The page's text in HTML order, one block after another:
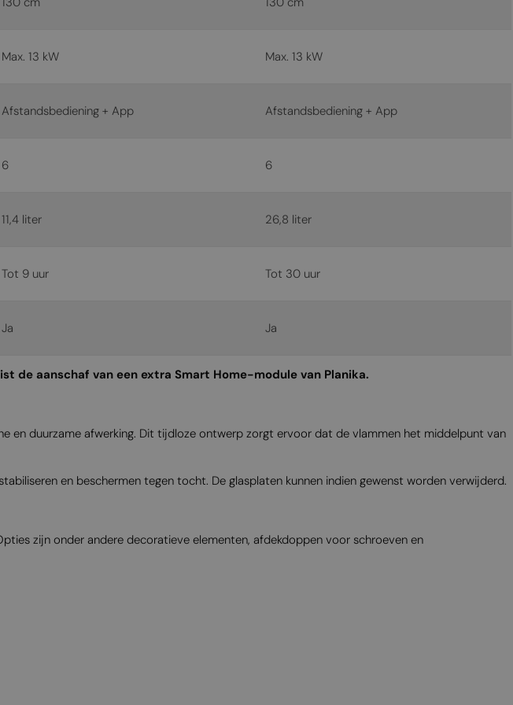
Max. 13 kW Max. 13 kW
Afstandsbediening + App Afstandsbediening + App
6 6
11,4 liter 26,8 liter
Tot 9 uur Tot 30 uur
Ja Ja
de aanschaf van een extra Smart Home-module van Planika.
en duurzame afwerking. Dit tijdloze ontwerp zorgt ervoor dat de vlammen het middelpunt van
en beschermen tegen tocht. De glasplaten kunnen indien gewenst worden verwijderd.
zijn onder andere decoratieve elementen, afdekdoppen voor schroeven en
MALTESE
ROMANIAN
SLOVENIAN
UKRAINIAN